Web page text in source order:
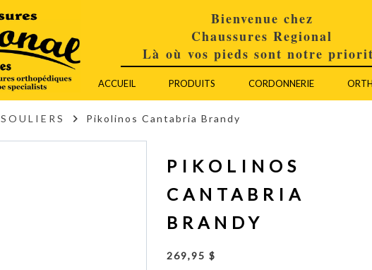
Bienvenue chez
Chaussures Regional
Là où vos pieds sont notre
ACCUEIL PRODUITS CORDONNERIE
SOULIERS Pikolinos Cantabria Brandy
PIKOLINOS
CANTABRIA
BRANDY
269,95 $